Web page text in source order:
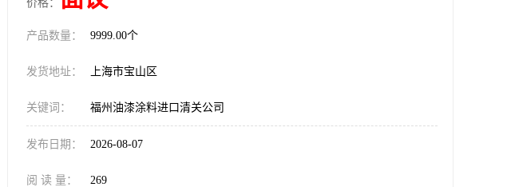
价格：
产品数量： 9999.00个
发货地址： 上海市宝山区
关键词： 福州油漆涂料进口清关公司
发布日期： 2026-08-07
阅 读 量： 269